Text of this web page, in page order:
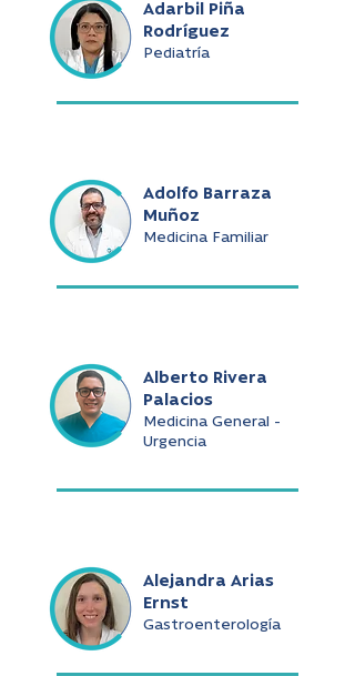
Adarbil Piña
Rodríguez
Pediatría
Adolfo Barraza
Muñoz
Medicina Familiar
Alberto Rivera
Palacios
Medicina General -
Urgencia
Alejandra Arias
Ernst
Gastroenterología